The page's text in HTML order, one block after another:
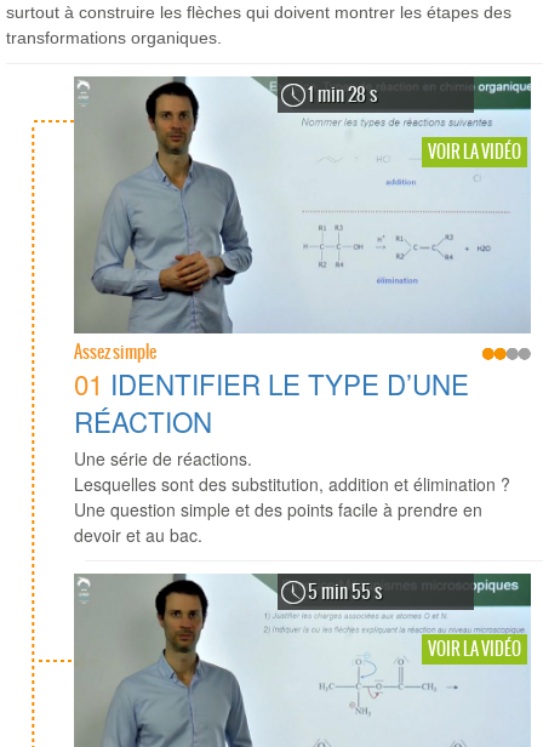
surtout à construire les flèches qui doivent montrer les étapes des
transformations organiques.
1 min 28 s
VOIR LA VIDÉO
Assez simple
01 IDENTIFIER LE TYPE D’UNE
RÉACTION
Une série de réactions.
Lesquelles sont des substitution, addition et élimination ?
Une question simple et des points facile à prendre en
devoir et au bac.
5 min 55 s
VOIR LA VIDÉO